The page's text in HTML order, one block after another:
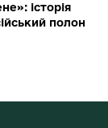
історія
полон